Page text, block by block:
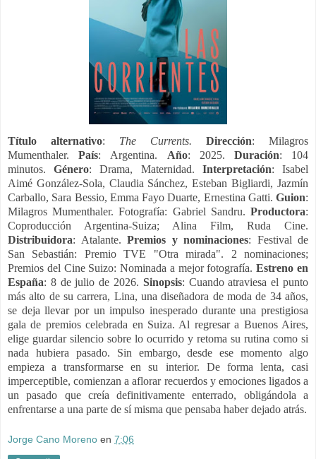
Título alternativo: The Currents. Dirección: Milagros
Mumenthaler.País: Argentina. Año: 2025. Duración: 104
minutos.Género: Drama, Maternidad. Interpretación: Isabel
Aimé González-Sola, Claudia Sánchez, Esteban Bigliardi, Jazmín
Carballo, Sara Bessio, Emma Fayo Duarte, Ernestina Gatti. Guion:
Milagros Mumenthaler. Fotografía: Gabriel Sandru. Productora:
Coproducción Argentina-Suiza; Alina Film, Ruda Cine.
Distribuidora: Atalante. Premios y nominaciones: Festival de
San Sebastián: Premio TVE "Otra mirada". 2 nominaciones;
Premios del Cine Suizo: Nominada a mejor fotografía.Estreno en
España: 8 de julio de 2026. Sinopsis: Cuando atraviesa el punto
más alto de su carrera, Lina, una diseñadora de moda de 34 años,
se deja llevar por un impulso inesperado durante una prestigiosa
gala de premios celebrada en Suiza. Al regresar a Buenos Aires,
elige guardar silencio sobre lo ocurrido y retoma su rutina como si
nada hubiera pasado. Sin embargo, desde ese momento algo
empieza a transformarse en su interior. De forma lenta, casi
imperceptible, comienzan a aflorar recuerdos y emociones ligados a
un pasado que creía definitivamente enterrado, obligándola a
enfrentarse a una parte de sí misma que pensaba haber dejado atrás.
Jorge Cano Moreno en 7:06